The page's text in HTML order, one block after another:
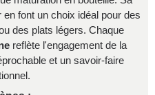
font un choix idéal pour des
des plats légers. Chaque
reflète l'engagement de la
et un savoir-faire